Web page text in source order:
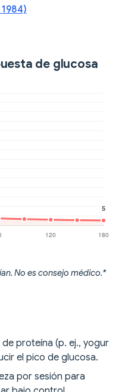
de glucosa
No es consejo médico.*
proteína (p. ej., yogur
el pico de glucosa.
por sesión para